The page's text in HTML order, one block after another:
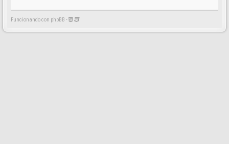
Funcionando con phpBB -